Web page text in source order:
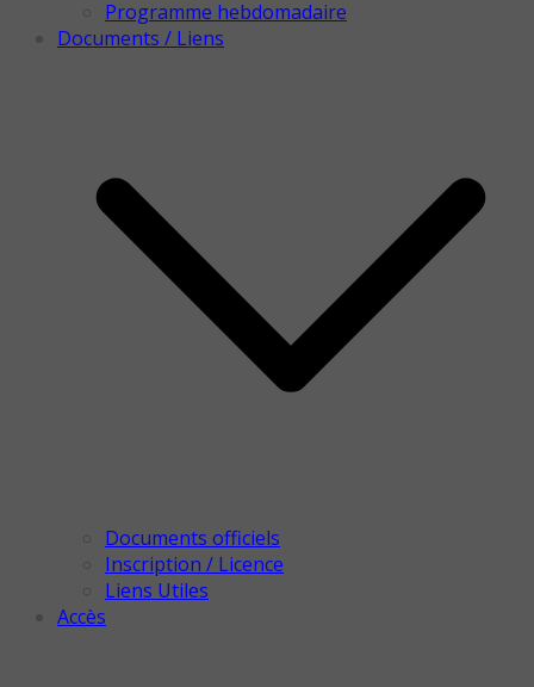
Programme hebdomadaire
Documents / Liens
Documents officiels
Inscription / Licence
Liens Utiles
Accès